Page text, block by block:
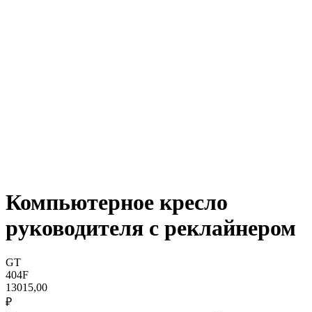
Компьютерное кресло
руководителя с реклайнером
GT
404F
13015,00
₽